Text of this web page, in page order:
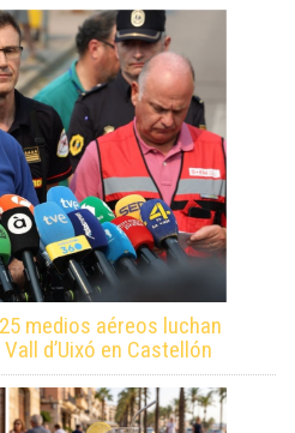
medios aéreos luchan
d’Uixó en Castellón